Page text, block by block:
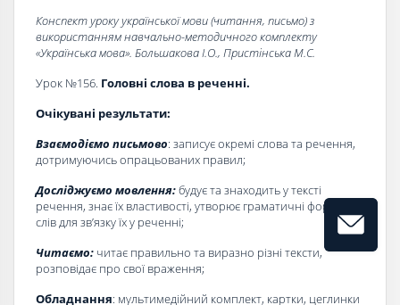
Конспект уроку української мови (читання, письмо) з
використанням навчально-методичного комплекту
«Українська мова». Большакова І.О., Пристінська М.С.
Урок №156. Головні слова в реченні.
Очікувані результати:
Взаємодіємо письмово: записує окремі слова та речення,
дотримуючись опрацьованих правил;
Досліджуємо мовлення:будує та знаходить у тексті
речення, знає їх властивості, утворює граматичні форми
слів для зв’язку їх у реченні;
Читаємо: читає правильно та виразно різні тексти,
розповідає про свої враження;
Обладнання: мультимедійний комплект, картки, цеглинки